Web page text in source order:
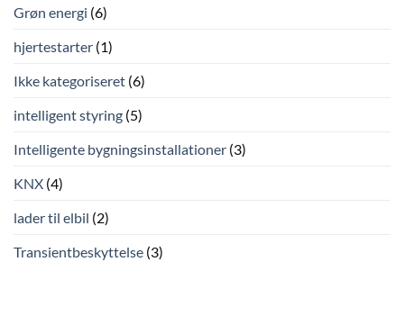
Grøn energi (6)
hjertestarter (1)
Ikke kategoriseret (6)
intelligent styring (5)
Intelligente bygningsinstallationer (3)
KNX (4)
lader til elbil (2)
Transientbeskyttelse (3)